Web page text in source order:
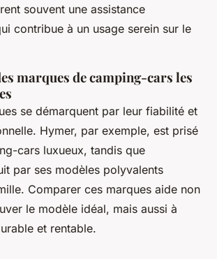
souvent une assistance
contribue à un usage serein sur le
marques de camping-cars les
se démarquent par leur fiabilité et
Hymer, par exemple, est prisé
cars luxueux, tandis que
par ses modèles polyvalents
Comparer ces marques aide non
le modèle idéal, mais aussi à
et rentable.